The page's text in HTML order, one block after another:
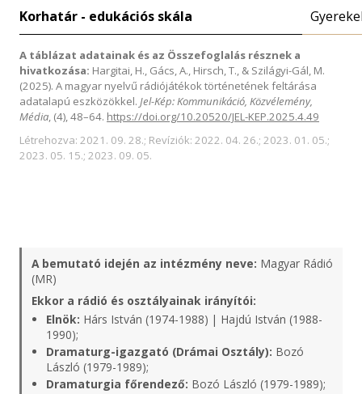
Korhatár - edukációs skála
A táblázat adatainak és az Összefoglalás résznek a
hivatkozása: Hargitai, H., Gács, A., Hirsch, T., & Szilágyi-Gál, M.
(2025). A magyar nyelvű rádiójátékok történetének feltárása
adatalapú eszközökkel. Jel-Kép: Kommunikáció, Közvélemény,
Média, (4), 48–64. https://doi.org/10.20520/JEL-KEP.2025.4.49
Létrehozva: 2021. 09. 28.; Revíziók: 2022. 04. 26.; 2023. 01. 05.;
2023. 05. 15.; 2023. 09. 05.
A bemutató idején az intézmény neve: Magyar Rádió
(MR)
Ekkor a rádió és osztályainak irányítói:
Elnök: Hárs István (1974-1988) | Hajdú István (1988-
1990);
Dramaturg-igazgató (Drámai Osztály): Bozó
László (1979-1989);
Dramaturgia főrendező: Bozó László (1979-1989);